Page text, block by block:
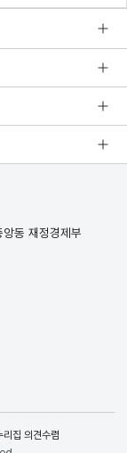
동 재정경제부
리집 의견수렴